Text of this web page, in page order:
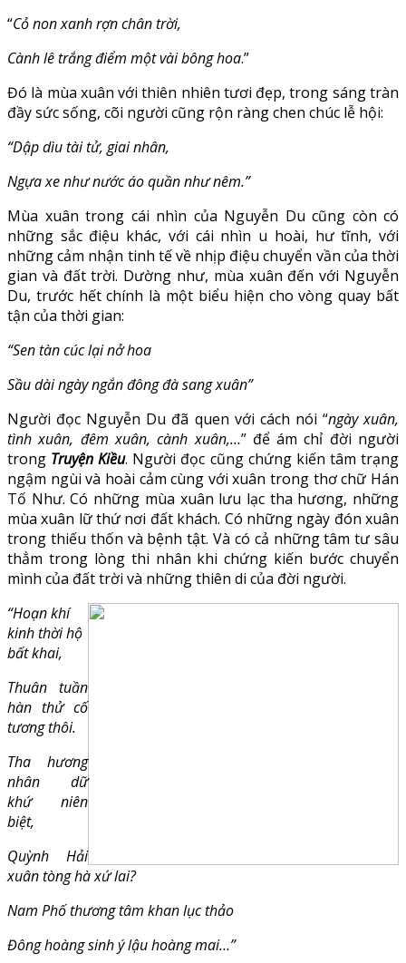
“Cỏ non xanh rợn chân trời,
Cành lê trắng điểm một vài bông hoa.”
Đó là mùa xuân với thiên nhiên tươi đẹp, trong sáng tràn
đầy sức sống, cõi người cũng rộn ràng chen chúc lễ hội:
“Dập dìu tài tử, giai nhân,
Ngựa xe như nước áo quần như nêm.”
Mùa xuân trong cái nhìn của Nguyễn Du cũng còn có
những sắc điệu khác, với cái nhìn u hoài, hư tĩnh, với
những cảm nhận tinh tế về nhịp điệu chuyển vần của thời
gian và đất trời. Dường như, mùa xuân đến với Nguyễn
Du, trước hết chính là một biểu hiện cho vòng quay bất
tận của thời gian:
“Sen tàn cúc lại nở hoa
Sầu dài ngày ngắn đông đà sang xuân”
Người đọc Nguyễn Du đã quen với cách nói “ngày xuân,
tình xuân, đêm xuân, cành xuân,…” để ám chỉ đời người
trong Truyện Kiều. Người đọc cũng chứng kiến tâm trạng
ngậm ngùi và hoài cảm cùng với xuân trong thơ chữ Hán
Tố Như. Có những mùa xuân lưu lạc tha hương, những
mùa xuân lữ thứ nơi đất khách. Có những ngày đón xuân
trong thiếu thốn và bệnh tật. Và có cả những tâm tư sâu
thẳm trong lòng thi nhân khi chứng kiến bước chuyển
mình của đất trời và những thiên di của đời người.
“Hoạn khí
kinh thời hộ
bất khai,
Thuân tuần
hàn thử cố
tương thôi.
Tha hương
nhân dữ
khứ niên
biệt,
Quỳnh Hải
xuân tòng hà xứ lai?
Nam Phố thương tâm khan lục thảo
Đông hoàng sinh ý lậu hoàng mai…”